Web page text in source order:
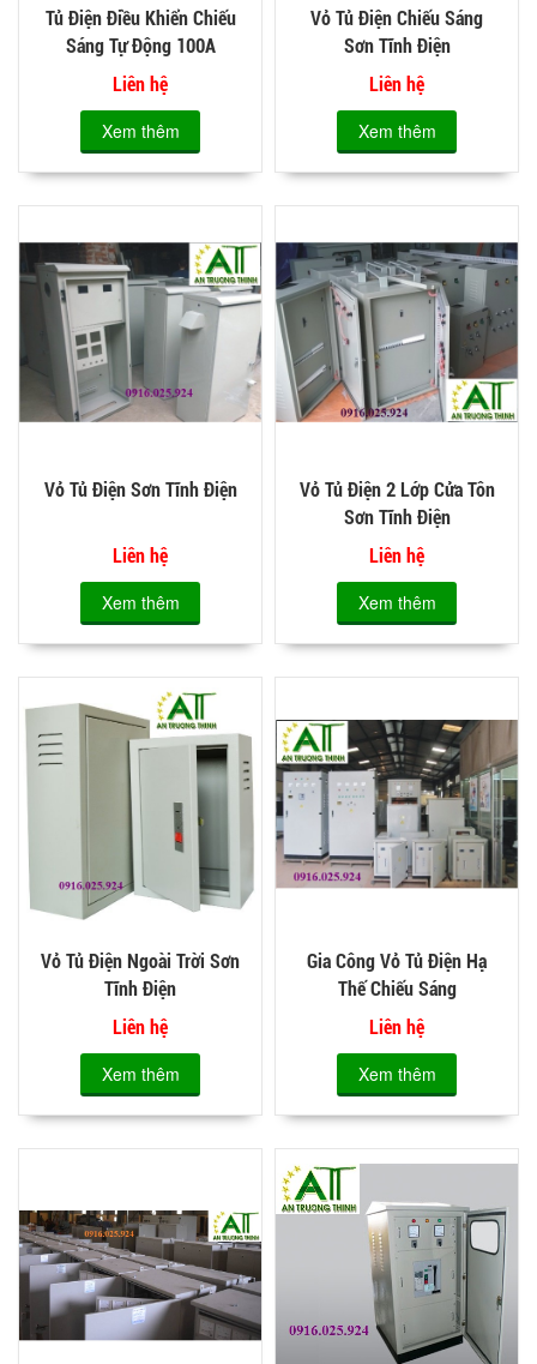
Tủ Điện Điều Khiển Chiếu
Sáng Tự Động 100A
Liên hệ
Xem thêm
Vỏ Tủ Điện Chiếu Sáng
Sơn Tĩnh Điện
Liên hệ
Xem thêm
Vỏ Tủ Điện Sơn Tĩnh Điện
Liên hệ
Xem thêm
Vỏ Tủ Điện 2 Lớp Cửa Tôn
Sơn Tĩnh Điện
Liên hệ
Xem thêm
Vỏ Tủ Điện Ngoài Trời Sơn
Tĩnh Điện
Liên hệ
Xem thêm
Gia Công Vỏ Tủ Điện Hạ
Thế Chiếu Sáng
Liên hệ
Xem thêm